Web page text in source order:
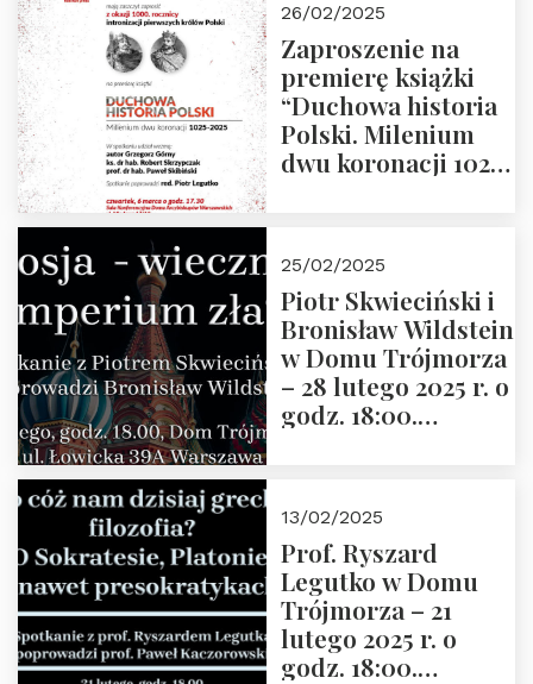
26/02/2025
Zaproszenie na
premierę książki
“Duchowa historia
Polski. Milenium
dwu koronacji 1025-
2025 r. godz. 17:30,
DAW ul. Miodowa
17/19
25/02/2025
Piotr Skwieciński i
Bronisław Wildstein
w Domu Trójmorza
– 28 lutego 2025 r. o
godz. 18:00.
13/02/2025
Prof. Ryszard
Legutko w Domu
Trójmorza – 21
lutego 2025 r. o
godz. 18:00.